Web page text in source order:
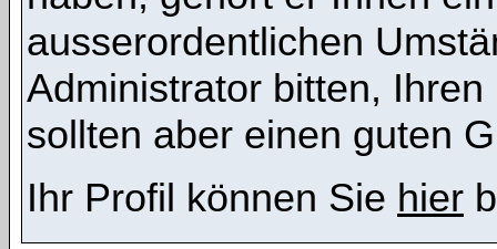
ausserordentlichen
Administrator bitten,
sollten aber einen guten
Ihr Profil können Sie hier